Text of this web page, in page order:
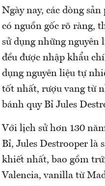
Ngày nay, các dòng
có nguồn gốc rõ ràng,
sử dụng những nguyên
đều được nhập khẩu
dụng nguyên liệu tự
tốt nhất, rượu vang từ
bánh quy Bỉ Jules
Với lịch sử hơn 130
Bỉ, Jules Destrooper là
khiết nhất, bao gồm
Valencia, vanilla từ